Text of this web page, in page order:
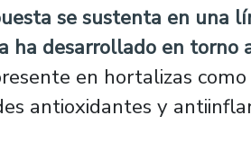
se sustenta en una
ha desarrollado en torno
en hortalizas
antioxidantes y